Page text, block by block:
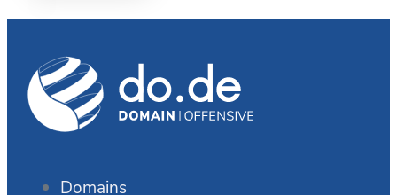
Domains